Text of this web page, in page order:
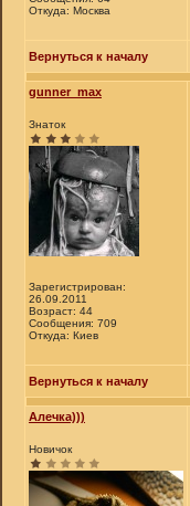
Откуда: Москва
Вернуться к началу
gunner_max
Знаток
Зарегистрирован:
26.09.2011
Возраст: 44
Сообщения: 709
Откуда: Киев
Вернуться к началу
Алечка)))
Новичок